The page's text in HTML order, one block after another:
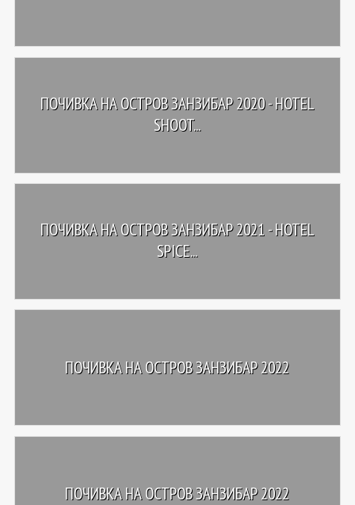
ПОЧИВКА НА ОСТРОВ ЗАНЗИБАР 2020 - HOTEL
SHOOT...
ПОЧИВКА НА ОСТРОВ ЗАНЗИБАР 2021 - HOTEL
SPICE...
ПОЧИВКА НА ОСТРОВ ЗАНЗИБАР 2022
ПОЧИВКА НА ОСТРОВ ЗАНЗИБАР 2022